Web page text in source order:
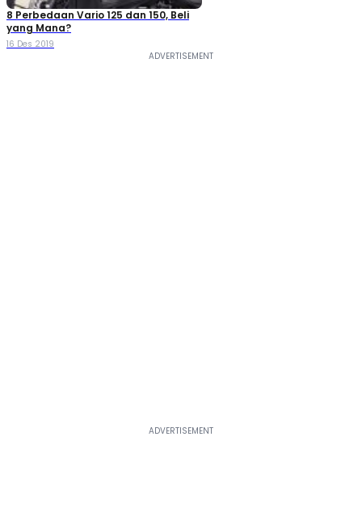
8 Perbedaan Vario 125 dan 150, Beli
yang Mana?
16 Des 2019